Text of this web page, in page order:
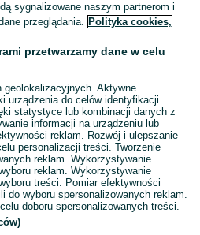
sygnalizowane naszym partnerom i
przeglądania. Polityka cookies,
przetwarzamy dane w celu
geolokalizacyjnych. Aktywne
urządzenia do celów identyfikacji.
statystyce lub kombinacji danych z
informacji na urządzeniu lub
reklam. Rozwój i ulepszanie
personalizacji treści. Tworzenie
reklam. Wykorzystywanie
reklam. Wykorzystywanie
treści. Pomiar efektywności
do wyboru spersonalizowanych reklam.
doboru spersonalizowanych treści.